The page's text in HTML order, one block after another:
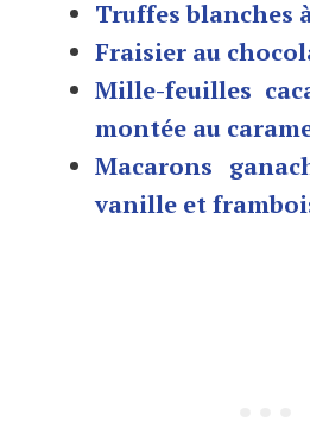
Truffes blanches
Fraisier au
Mille-feuilles
montée au
Macarons
vanille et